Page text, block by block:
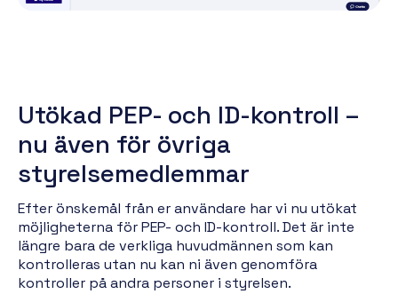
Utökad PEP- och ID-kontroll –
nu även för övriga
styrelsemedlemmar
Efter önskemål från er användare har vi nu utökat
möjligheterna för PEP- och ID-kontroll. Det är inte
längre bara de verkliga huvudmännen som kan
kontrolleras utan nu kan ni även genomföra
kontroller på andra personer i styrelsen.